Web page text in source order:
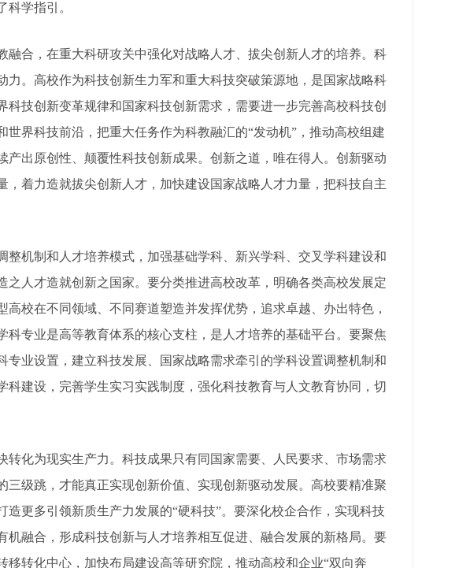
学指引。
合，在重大科研攻关中强化对战略人才、拔尖创新人才的培养。科
。高校作为科技创新生力军和重大科技突破策源地，是国家战略科
技创新变革规律和国家科技创新需求，需要进一步完善高校科技创
界科技前沿，把重大任务作为科教融汇的“发动机”，推动高校组建
出原创性、颠覆性科技创新成果。创新之道，唯在得人。创新驱动
着力造就拔尖创新人才，加快建设国家战略人才力量，把科技自主
机制和人才培养模式，加强基础学科、新兴学科、交叉学科建设和
人才造就创新之国家。要分类推进高校改革，明确各类高校发展定
校在不同领域、不同赛道塑造并发挥优势，追求卓越、办出特色，
专业是高等教育体系的核心支柱，是人才培养的基础平台。要聚焦
专业设置，建立科技发展、国家战略需求牵引的学科设置调整机制和
科建设，完善学生实习实践制度，强化科技教育与人文教育协同，切
化为现实生产力。科技成果只有同国家需要、人民要求、市场需求
级跳，才能真正实现创新价值、实现创新驱动发展。高校要精准聚
更多引领新质生产力发展的“硬科技”。要深化校企合作，实现科技
融合，形成科技创新与人才培养相互促进、融合发展的新格局。要
转化中心，加快布局建设高等研究院，推动高校和企业“双向奔